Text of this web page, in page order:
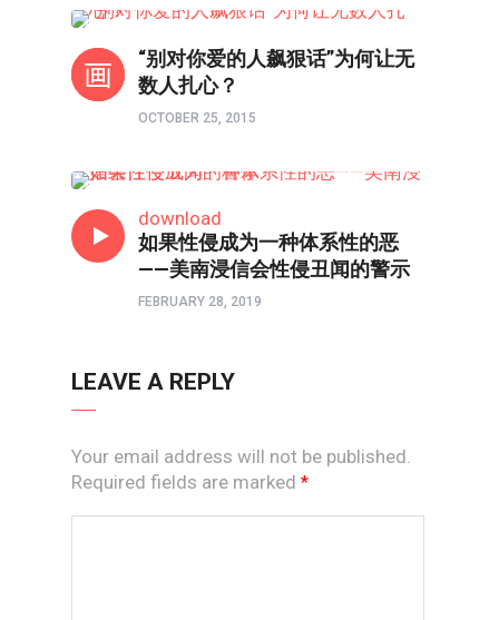
“别对你爱的人飙狠话”为何让无
数人扎心？
OCTOBER 25, 2015
download
如果性侵成为一种体系性的恶
——美南浸信会性侵丑闻的警示
FEBRUARY 28, 2019
LEAVE A REPLY
Your email address will not be published.
Required fields are marked *